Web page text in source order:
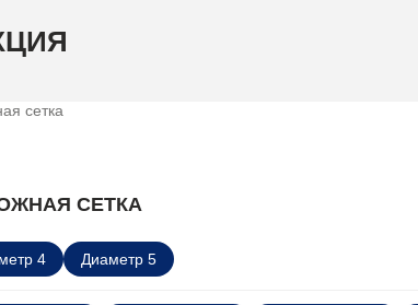
СЕТКА
4 Диаметр 5